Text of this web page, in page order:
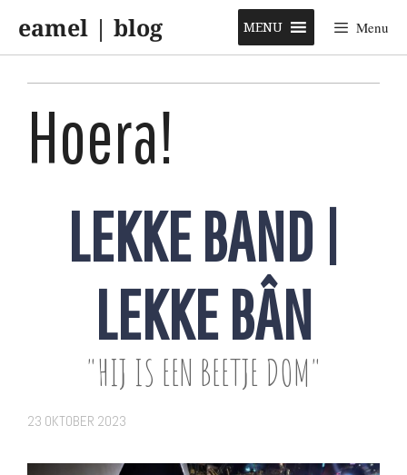
content
eamel | blog Menu
MENU
Hoera!
LEKKE BAND |
LEKKE BÂN
"HIJ IS EEN BEETJE DOM"
23 OKTOBER 2023